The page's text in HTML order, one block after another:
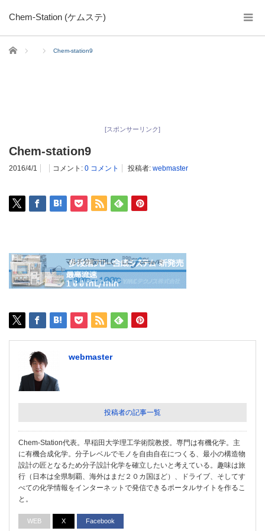
Chem-Station (ケムステ)
ホーム Chem-station9
[スポンサーリンク]
Chem-station9
2016/4/1 コメント: 0 コメント 投稿者: webmaster
webmaster
投稿者の記事一覧
Chem-Station代表。早稲田大学理工学術院教授。専門は有機化学。主
に有機合成化学。分子レベルでモノを自由自在につくる、最小の構造物
設計の匠となるため分子設計化学を確立したいと考えている。趣味は旅
行（日本は全県制覇、海外はまだ２０カ国ほど）、ドライブ、そしてす
べての化学情報をインターネットで発信できるポータルサイトを作るこ
と。
WEB X Facebook